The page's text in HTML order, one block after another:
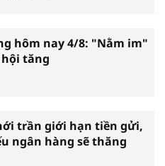
hôm nay 4/8: "Nằm im"
tăng
trần giới hạn tiền gửi,
ngân hàng sẽ thăng